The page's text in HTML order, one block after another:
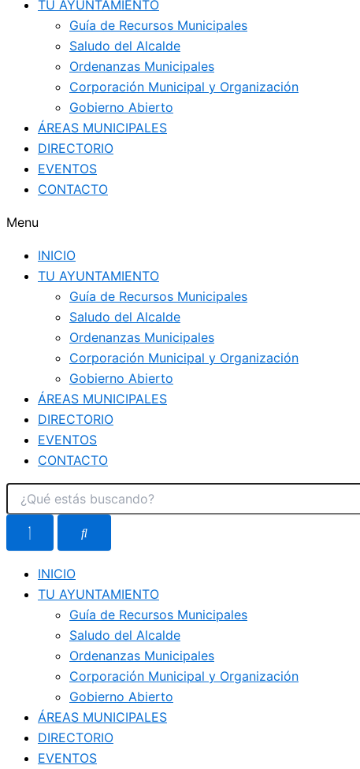
TU AYUNTAMIENTO
Guía de Recursos Municipales
Saludo del Alcalde
Ordenanzas Municipales
Corporación Municipal y Organización
Gobierno Abierto
ÁREAS MUNICIPALES
DIRECTORIO
EVENTOS
CONTACTO
Menu
INICIO
TU AYUNTAMIENTO
Guía de Recursos Municipales
Saludo del Alcalde
Ordenanzas Municipales
Corporación Municipal y Organización
Gobierno Abierto
ÁREAS MUNICIPALES
DIRECTORIO
EVENTOS
CONTACTO
INICIO
TU AYUNTAMIENTO
Guía de Recursos Municipales
Saludo del Alcalde
Ordenanzas Municipales
Corporación Municipal y Organización
Gobierno Abierto
ÁREAS MUNICIPALES
DIRECTORIO
EVENTOS